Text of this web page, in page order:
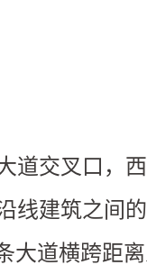
道交叉口，
线建筑之间
大道横跨距